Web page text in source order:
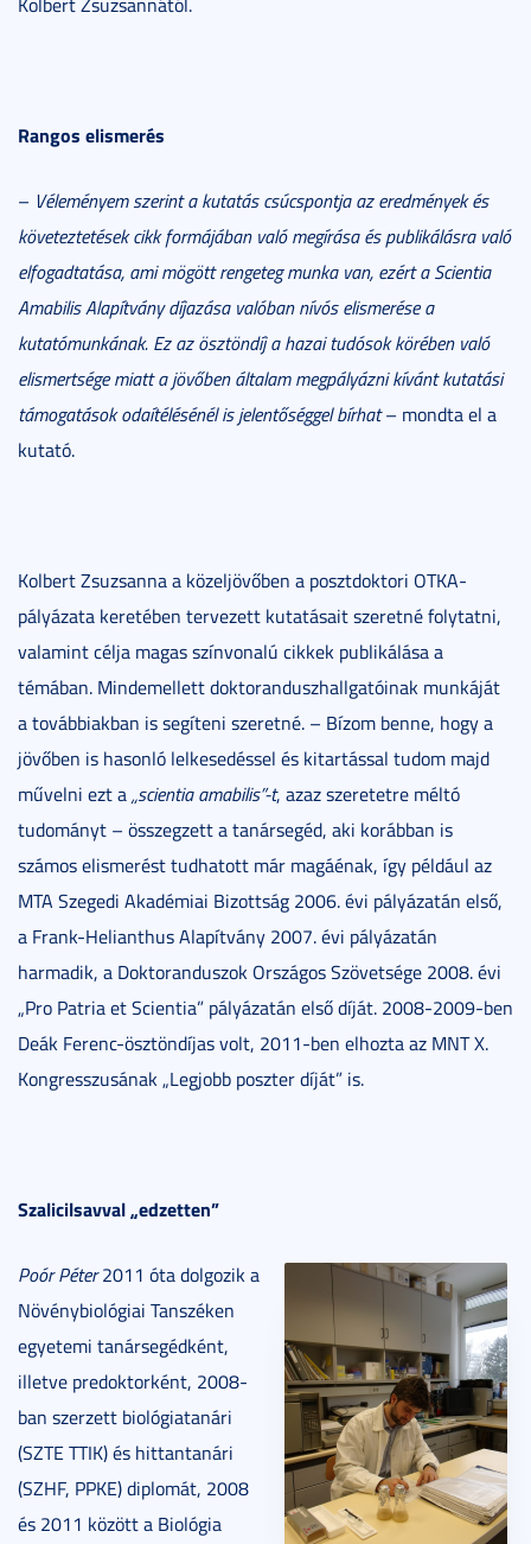
Rangos elismerés
– Véleményem szerint a kutatás csúcspontja az eredmények és
követeztetések cikk formájában való megírása és publikálásra való
elfogadtatása, ami mögött rengeteg munka van, ezért a Scientia
Amabilis Alapítvány díjazása valóban nívós elismerése a
kutatómunkának. Ez az ösztöndíj a hazai tudósok körében való
elismertsége miatt a jövőben általam megpályázni kívánt kutatási
támogatások odaítélésénél is jelentőséggel bírhat– mondta el a
kutató.
Kolbert Zsuzsanna a közeljövőben a posztdoktori OTKA-
pályázata keretében tervezett kutatásait szeretné folytatni,
valamint célja magas színvonalú cikkek publikálása a
témában. Mindemellett doktoranduszhallgatóinak munkáját
a továbbiakban is segíteni szeretné. – Bízom benne, hogy a
jövőben is hasonló lelkesedéssel és kitartással tudom majd
művelni ezt a„scientia amabilis”-t, azaz szeretetre méltó
tudományt – összegzett a tanársegéd, aki korábban is
számos elismerést tudhatott már magáénak, így például az
MTA Szegedi Akadémiai Bizottság 2006. évi pályázatán első,
a Frank-Helianthus Alapítvány 2007. évi pályázatán
harmadik, a Doktoranduszok Országos Szövetsége 2008. évi
„Pro Patria et Scientia” pályázatán első díját. 2008-2009-ben
Deák Ferenc-ösztöndíjas volt, 2011-ben elhozta az MNT X.
Kongresszusának „Legjobb poszter díját” is.
Szalicilsavval „edzetten”
Poór Péter2011 óta dolgozik a
Növénybiológiai Tanszéken
egyetemi tanársegédként,
illetve predoktorként, 2008-
ban szerzett biológiatanári
(SZTE TTIK) és hittantanári
(SZHF, PPKE) diplomát, 2008
és 2011 között a Biológia